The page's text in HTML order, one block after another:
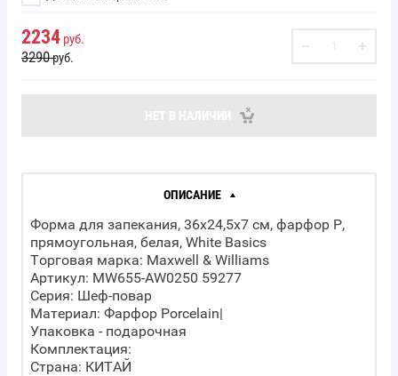
2234 руб.
3290руб.
ОПИСАНИЕ
Форма для запекания, 36х24,5х7 см, фарфор P,
прямоугольная, белая, White Basics
Торговая марка: Maxwell & Williams
Артикул: MW655-AW0250 59277
Серия: Шеф-повар
Материал: Фарфор Porcelain|
Упаковка - подарочная
Комплектация:
Страна: КИТАЙ